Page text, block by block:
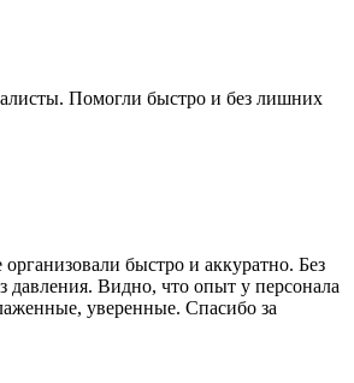
Помогли быстро и без лишних
быстро и аккуратно. Без
давления. Видно, что опыт у персонала
уверенные. Спасибо за